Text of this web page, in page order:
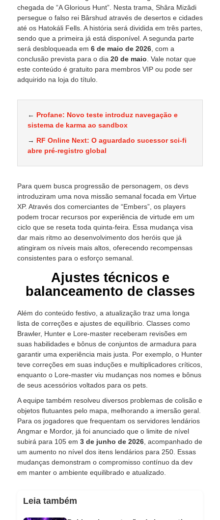
chegada de “A Glorious Hunt”. Nesta trama, Shâra Mizâdi
persegue o falso rei Bârshud através de desertos e cidades
até os Hatokáli Fells. A história será dividida em três partes,
sendo que a primeira já está disponível. A segunda parte
será desbloqueada em 6 de maio de 2026 , com a
conclusão prevista para o dia 20 de maio . Vale notar que
este conteúdo é gratuito para membros VIP ou pode ser
adquirido na loja do título.
← Profane: Novo teste introduz navegação e
sistema de karma ao sandbox
→ RF Online Next: O aguardado sucessor sci-fi
abre pré-registro global
Para quem busca progressão de personagem, os devs
introduziram uma nova missão semanal focada em Virtue
XP. Através dos comerciantes de “Embers”, os players
podem trocar recursos por experiência de virtude em um
ciclo que se reseta toda quinta-feira. Essa mudança visa
dar mais ritmo ao desenvolvimento dos heróis que já
atingiram os níveis mais altos, oferecendo recompensas
consistentes para o esforço semanal.
Ajustes técnicos e
balanceamento de classes
Além do conteúdo festivo, a atualização traz uma longa
lista de correções e ajustes de equilíbrio. Classes como
Brawler, Hunter e Lore-master receberam revisões em
suas habilidades e bônus de conjuntos de armadura para
garantir uma experiência mais justa. Por exemplo, o Hunter
teve correções em suas induções e multiplicadores críticos,
enquanto o Lore-master viu mudanças nos nomes e bônus
de seus acessórios voltados para os pets.
A equipe também resolveu diversos problemas de colisão e
objetos flutuantes pelo mapa, melhorando a imersão geral.
Para os jogadores que frequentam os servidores lendários
Angmar e Mordor, já foi anunciado que o limite de nível
subirá para 105 em 3 de junho de 2026 , acompanhado de
um aumento no nível dos itens lendários para 250. Essas
mudanças demonstram o compromisso contínuo da dev
em manter o ambiente equilibrado e atualizado.
Leia também